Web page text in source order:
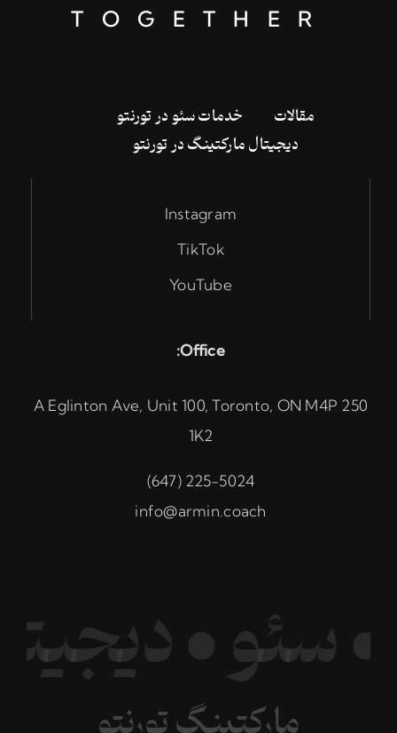
TOGETHER
‌مقالات
خدمات سئو در تورنتو
دیجیتال مارکتینگ در تورنتو
Instagram
TikTok
YouTube
Office:
250 A Eglinton Ave, Unit 100, Toronto, ON M4P
1K2
225-5024 (647)
info@armin.coach
• سئو •